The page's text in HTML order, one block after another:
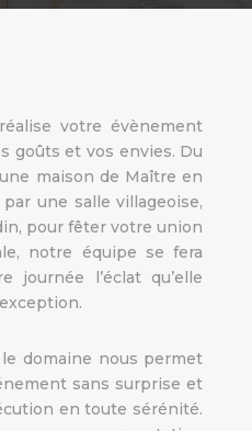
votre évènement
goûts et vos envies. Du
maison de Maître en
une salle villageoise,
pour fêter votre union
notre équipe se fera
journée l’éclat qu’elle
domaine nous permet
sans surprise et
en toute sérénité.